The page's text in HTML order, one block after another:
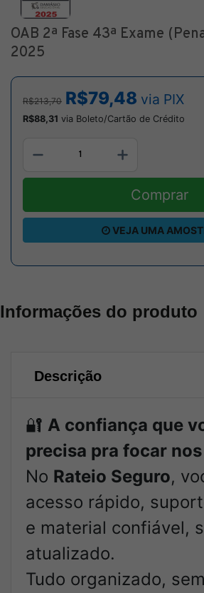
OAB 2ª Fase 43ª Exame
2025
R$213,70 R$79,48 via PIX
R$88,31 via Boleto/Cartão de Crédito
Comprar
VEJA UMA
Informações do produto
Descrição
🔐 A confiança que
precisa pra focar
No Rateio Seguro,
acesso rápido,
e material confiável,
atualizado.
Tudo organizado, sem